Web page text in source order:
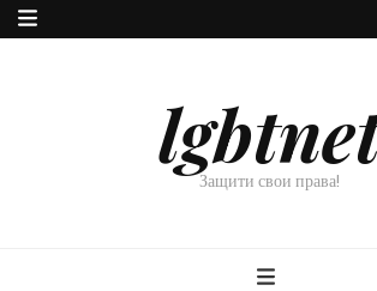
Защити свои права!